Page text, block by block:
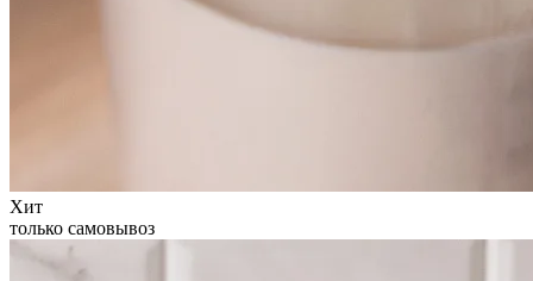
Хит
только самовывоз